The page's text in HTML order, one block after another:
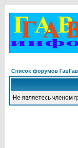
Список форумов
Не являетесь членом